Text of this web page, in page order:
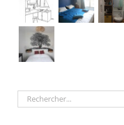
Rechercher: